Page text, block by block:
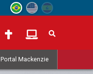
Portal Mackenzie